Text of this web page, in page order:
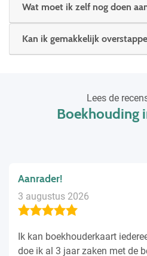
Wat moet ik zelf nog doen
Kan ik gemakkelijk
Lees de
Boekhouding
Aanrader!
3 augustus 2026
Ik kan boekhouderkaart
doe ik al 3 jaar zaken met de